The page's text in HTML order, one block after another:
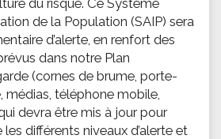
de la Population (SAIP) sera
d’alerte, en renfort des
dans notre Plan
(cornes de brume, porte-
téléphone mobile,
devra être mis à jour pour
différents niveaux d’alerte et